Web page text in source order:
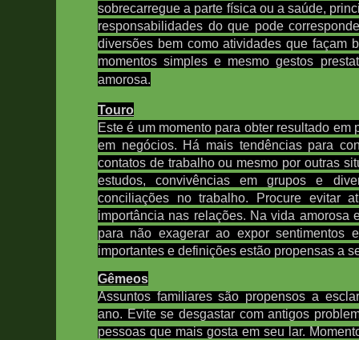
sobrecarregue a parte física ou a saúde,
responsabilidades do que pode
diversões bem como atividades que façam
momentos simples e mesmo gestos
amorosa.
Touro
Este é um momento para obter resultado em
em negócios. Há mais tendências para
contatos de trabalho ou mesmo por outras
estudos, convivências em grupos e
conciliações no trabalho. Procure evitar
importância nas relações. Na vida amorosa
para não exagerar ao expor sentimentos
importantes e definições estão propensas a
Gêmeos
Assuntos familiares são propensos a
ano. Evite se desgastar com antigos
pessoas que mais gosta em seu lar.